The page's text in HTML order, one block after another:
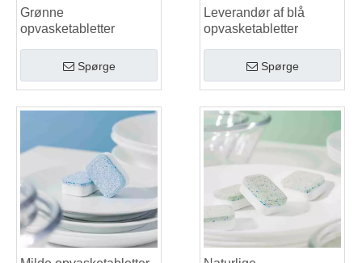
Grønne
opvasketabletter
Spørge
Leverandør af blå
opvasketabletter
Spørge